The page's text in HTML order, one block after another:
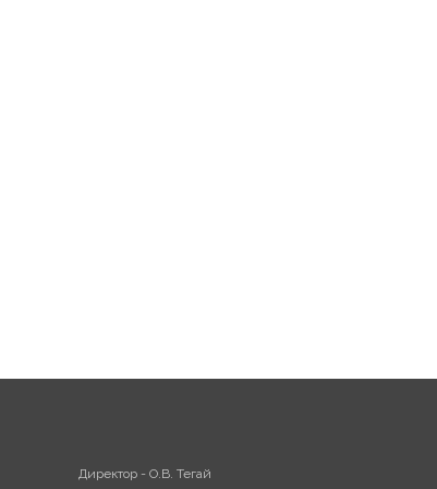
Директор - О.В. Тегай